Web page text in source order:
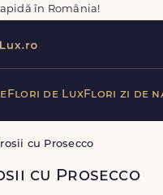
în România!
Flori de LuxFlori zi de
cu Prosecco
cu Prosecco